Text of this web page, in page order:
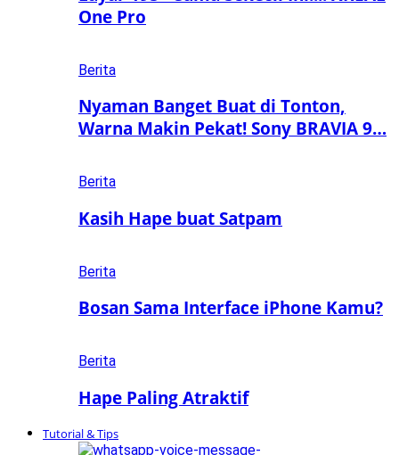
One Pro
Berita
Nyaman Banget Buat di Tonton,
Warna Makin Pekat! Sony BRAVIA 9…
Berita
Kasih Hape buat Satpam
Berita
Bosan Sama Interface iPhone Kamu?
Berita
Hape Paling Atraktif
Tutorial & Tips